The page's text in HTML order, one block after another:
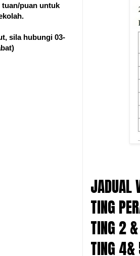
JADUAL
TING
TING 2
TING
tuan/puan untuk
sila hubungi 03-